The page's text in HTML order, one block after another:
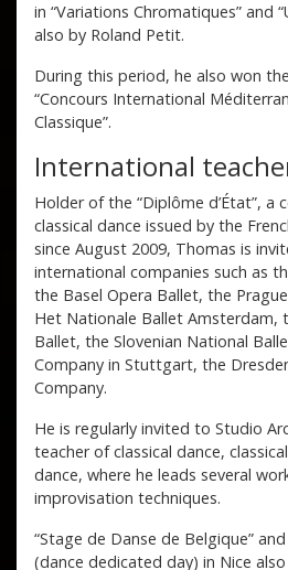
in “Variations Chromatiques” and
also by Roland Petit.
During this period, he also won
“Concours International
Classique”.
International
Holder of the “Diplôme d’État”, a
classical dance issued by the
since August 2009, Thomas is
international companies such as
the Basel Opera Ballet, the
Het Nationale Ballet Amsterdam,
Ballet, the Slovenian National
Company in Stuttgart, the
Company.
He is regularly invited to Studio
teacher of classical dance,
dance, where he leads several
improvisation techniques.
“Stage de Danse de Belgique”
(dance dedicated day) in Nice